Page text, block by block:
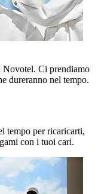
Ci prendiamo
dureranno nel tempo.
tempo per ricaricarti,
con i tuoi cari.